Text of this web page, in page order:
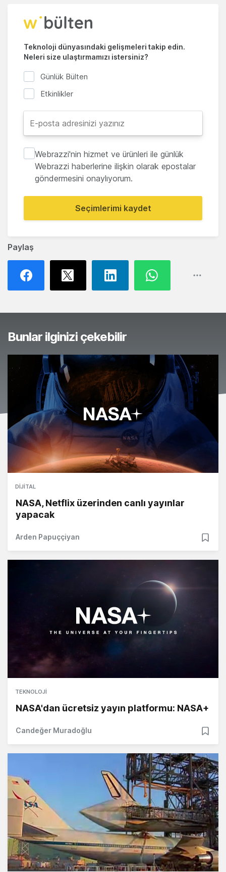
Paylaş
Teknoloji dünyasındaki gelişmeleri takip edin.
Neleri size ulaştırmamızı istersiniz?
Günlük Bülten
Etkinlikler
Webrazzi'nin hizmet ve ürünleri ile günlük
Webrazzi haberlerine ilişkin olarak epostalar
göndermesini onaylıyorum.
Seçimlerimi kaydet
Bunlar ilginizi çekebilir
DIJITAL
NASA, Netflix üzerinden canlı yayınlar
yapacak
Arden Papuççiyan
TEKNOLOJI
NASA'dan ücretsiz yayın platformu: NASA+
Candeğer Muradoğlu